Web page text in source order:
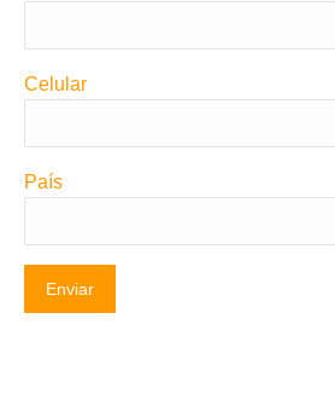
Celular
País